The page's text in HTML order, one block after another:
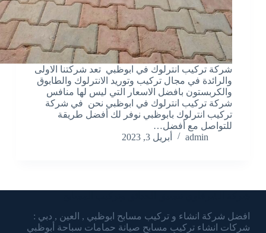
شركة تركيب انترلوك في ابوظبي تعد شركتنا الاولى
والرائدة في مجال تركيب وتوريد الانترلوك والطابوق
والكربستون بافضل الاسعار التي ليس لها منافس
شركة تركيب انترلوك في ابوظبي نحن في شركة
تركيب انترلوك بابوظبي نوفر لك أفضل طريقة
للتواصل مع أفضل…
admin
أبريل 3, 2023
افضل شركة انشاء و تركيب مسابح ابوظبي , العين , دبي :
شركات انشاء تركيب مسابح صيانة حمامات سباحة أبوظبي